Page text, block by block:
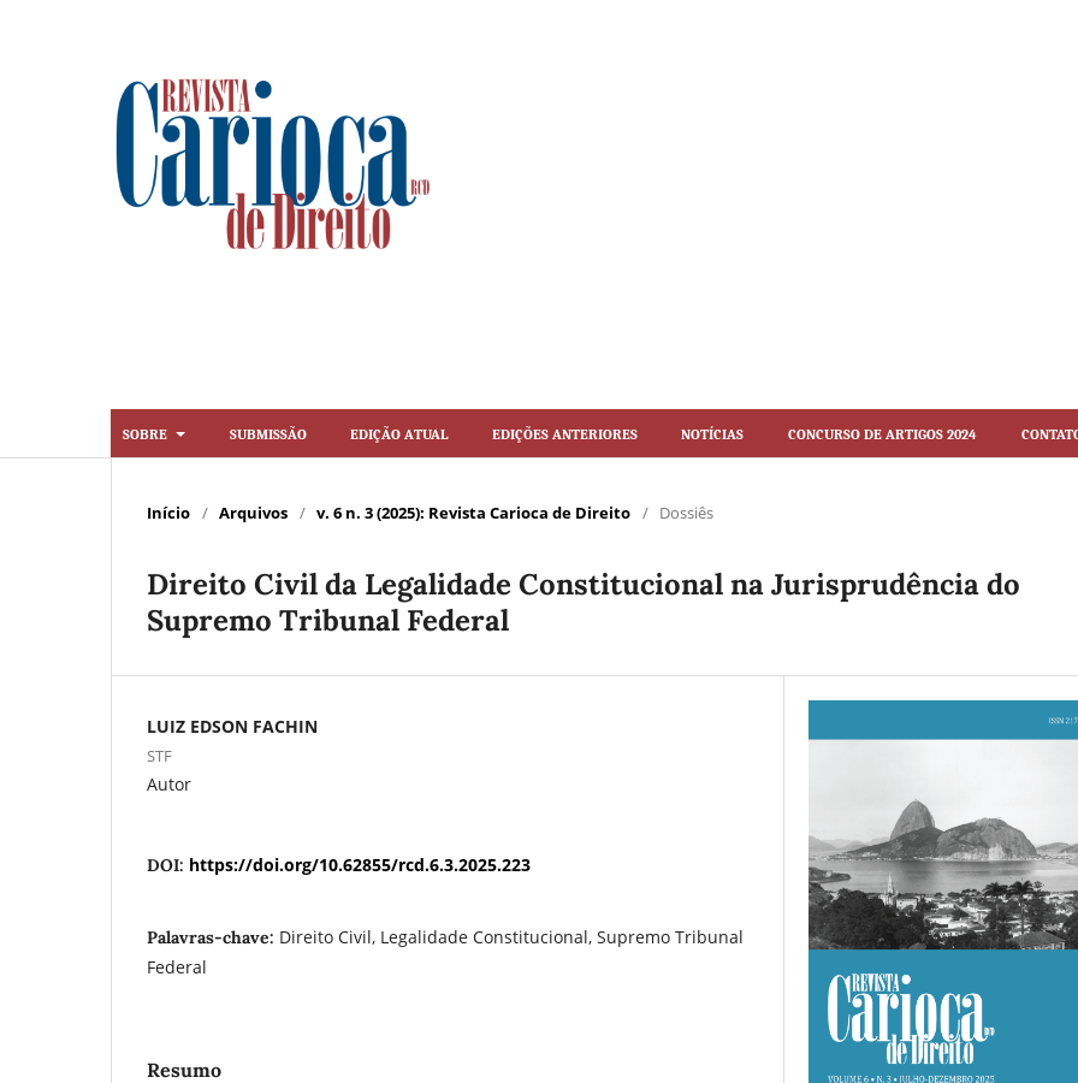
Sobre Submissão Edição Atual Edições Anteriores Notícias Concurso de artigos 2024
Início / Arquivos / v. 6 n. 3 (2025): Revista Carioca de Direito / Dossiês
Direito Civil da Legalidade Constitucional na Jurisprudência do
Supremo Tribunal Federal
LUIZ EDSON FACHIN
STF
Autor
DOI: https://doi.org/10.62855/rcd.6.3.2025.223
Palavras-chave: Direito Civil, Legalidade Constitucional, Supremo Tribunal
Federal
Resumo